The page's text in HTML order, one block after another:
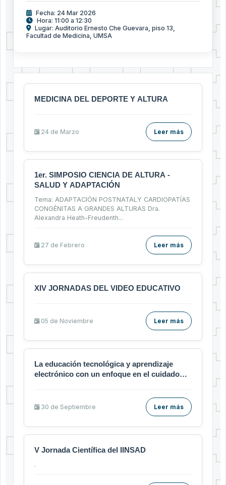
Fecha: 24 Mar 2026
Hora: 11:00 a 12:30
Lugar: Auditorio Ernesto Che Guevara, piso 13,
Facultad de Medicina, UMSA
MEDICINA DEL DEPORTE Y ALTURA
24 de Marzo Leer más
1er. SIMPOSIO CIENCIA DE ALTURA -
SALUD Y ADAPTACIÓN
Tema: ADAPTACIÓN POSTNATALY CARDIOPATÍAS
CONGÉNITAS A GRANDES ALTURAS Dra.
Alexandra Heath-Freudenth...
27 de Febrero Leer más
XIV JORNADAS DEL VIDEO EDUCATIVO
05 de Noviembre Leer más
La educación tecnológica y aprendizaje
electrónico con un enfoque en el cuidado
30 de Septiembre Leer más
V Jornada Científica del IINSAD
.